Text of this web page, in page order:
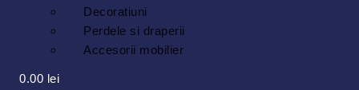
Decoratiuni
Perdele si draperii
Accesorii mobilier
0.00 lei